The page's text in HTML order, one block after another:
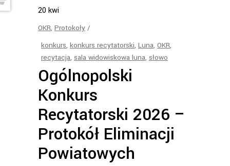
20kwi
OKR, Protokoły
konkurs, konkurs recytatorski, Luna, OKR,
recytacja, sala widowiskowa luna, słowo
Ogólnopolski
Konkurs
Recytatorski 2026 –
Protokół Eliminacji
Powiatowych